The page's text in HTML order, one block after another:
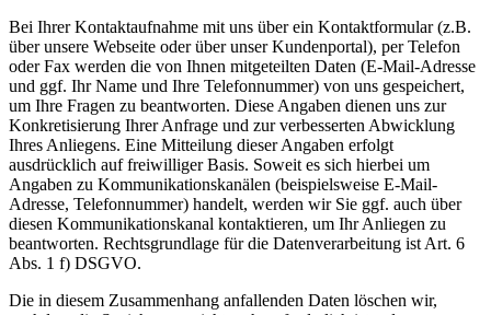
Bei Ihrer Kontaktaufnahme mit uns über ein Kontaktformular (z.B.
über unsere Webseite oder über unser Kundenportal), per Telefon
oder Fax werden die von Ihnen mitgeteilten Daten (E-Mail-Adresse
und ggf. Ihr Name und Ihre Telefonnummer) von uns gespeichert,
um Ihre Fragen zu beantworten. Diese Angaben dienen uns zur
Konkretisierung Ihrer Anfrage und zur verbesserten Abwicklung
Ihres Anliegens. Eine Mitteilung dieser Angaben erfolgt
ausdrücklich auf freiwilliger Basis. Soweit es sich hierbei um
Angaben zu Kommunikationskanälen (beispielsweise E-Mail-
Adresse, Telefonnummer) handelt, werden wir Sie ggf. auch über
diesen Kommunikationskanal kontaktieren, um Ihr Anliegen zu
beantworten. Rechtsgrundlage für die Datenverarbeitung ist Art. 6
Abs. 1 f) DSGVO.
Die in diesem Zusammenhang anfallenden Daten löschen wir,